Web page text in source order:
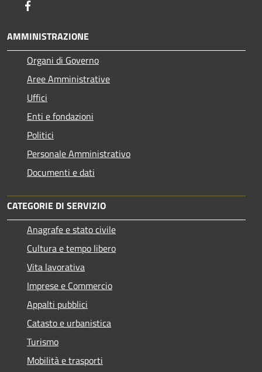
AMMINISTRAZIONE
Organi di Governo
Aree Amministrative
Uffici
Enti e fondazioni
Politici
Personale Amministrativo
Documenti e dati
CATEGORIE DI SERVIZIO
Anagrafe e stato civile
Cultura e tempo libero
Vita lavorativa
Imprese e Commercio
Appalti pubblici
Catasto e urbanistica
Turismo
Mobilità e trasporti